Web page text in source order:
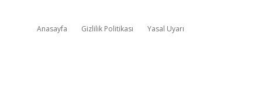
Anasayfa Gizlilik Politikası Yasal Uyarı